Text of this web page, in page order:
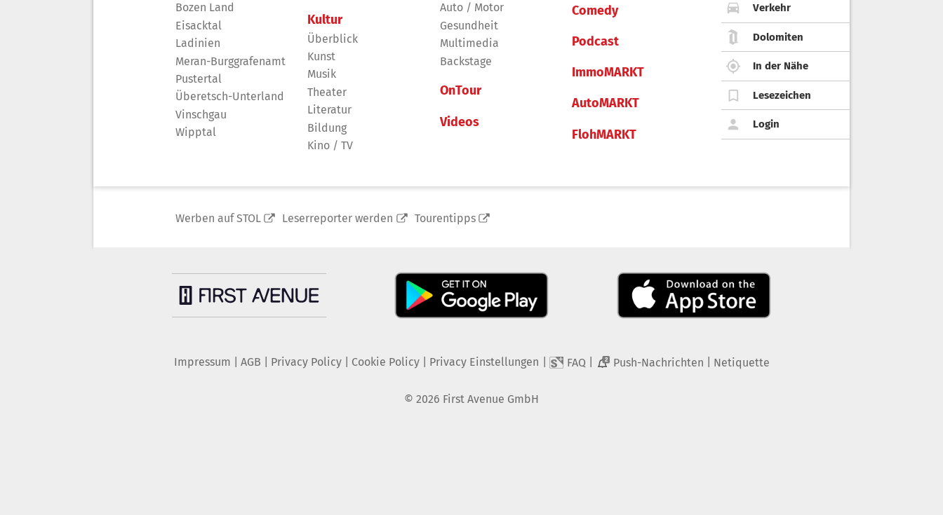
Bozen Land
Eisacktal
Ladinien
Meran-Burggrafenamt
Pustertal
Überetsch-Unterland
Vinschgau
Wipptal
Kultur
Überblick
Kunst
Musik
Theater
Literatur
Bildung
Kino / TV
Auto / Motor
Gesundheit
Multimedia
Backstage
OnTour
Videos
Comedy
Podcast
ImmoMARKT
AutoMARKT
FlohMARKT
Verkehr
Dolomiten
In der Nähe
Lesezeichen
Login
Werben auf STOL Leserreporter werden Tourentipps
Impressum AGB Privacy Policy| Cookie Policy| Privacy Einstellungen FAQ 2 Push-Nachrichten Netiquette
© 2026 First Avenue GmbH